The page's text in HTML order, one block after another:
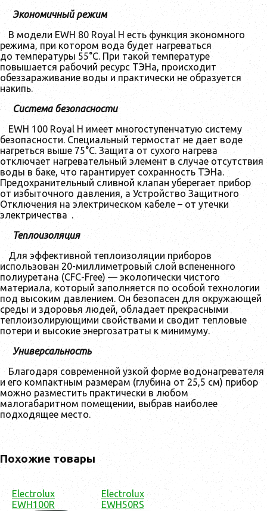
Экономичный режим
В модели EWH 80 Royal H есть функция экономного
режима, при котором вода будет нагреваться
до температуры 55°С. При такой температуре
повышается рабочий ресурс ТЭНа, происходит
обеззараживание воды и практически не образуется
накипь.
Система безопасности
EWH 100 Royal H имеет многоступенчатую систему
безопасности. Специальный термостат не дает воде
нагреться выше 75°C. Защита от сухого нагрева
отключает нагревательный элемент в случае отсутствия
воды в баке, что гарантирует сохранность ТЭНа.
Предохранительный сливной клапан уберегает прибор
от избыточного давления, а Устройство Защитного
Отключения на электрическом кабеле – от утечки
электричества .
Теплоизоляция
Для эффективной теплоизоляции приборов
использован 20-миллиметровый слой вспененного
полиуретана (CFC-Free) — экологически чистого
материала, который заполняется по особой технологии
под высоким давлением. Он безопасен для окружающей
среды и здоровья людей, обладает прекрасными
теплоизолирующими свойствами и сводит тепловые
потери и высокие энергозатраты к минимуму.
Универсальность
Благодаря современной узкой форме водонагревателя
и его компактным размерам (глубина от 25,5 см) прибор
можно разместить практически в любом
малогабаритном помещении, выбрав наиболее
подходящее место.
Похожие товары
Electrolux
EWH100R
Electrolux
EWH50RS